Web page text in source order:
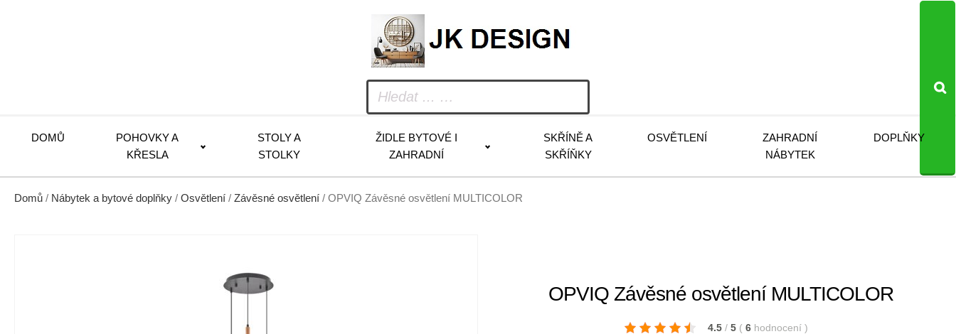
DOMŮ
POHOVKY A
KŘESLA
STOLY A
STOLKY
ŽIDLE BYTOVÉ I
ZAHRADNÍ
SKŘÍNĚ A
SKŘÍŇKY
OSVĚTLENÍ
ZAHRADNÍ
NÁBYTEK
DOPLŇKY
Domů / Nábytek a bytové doplňky / Osvětlení / Závěsné osvětlení / OPVIQ Závěsné osvětlení MULTICOLOR
OPVIQ Závěsné osvětlení MULTICOLOR
4.5 / 5 ( 6 hodnocení )